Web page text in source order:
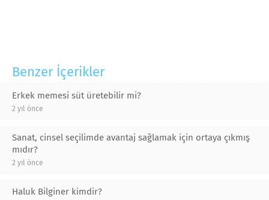
Benzer İçerikler
Erkek memesi süt üretebilir mi?
2 yıl önce
Sanat, cinsel seçilimde avantaj sağlamak için ortaya çıkmış
mıdır?
2 yıl önce
Haluk Bilginer kimdir?